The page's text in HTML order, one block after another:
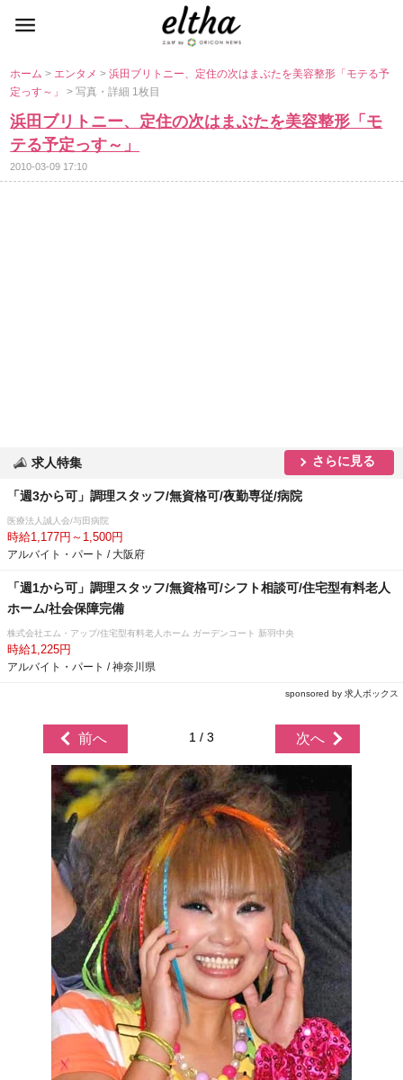
ホーム> エンタメ>浜田ブリトニー、定住の次はまぶたを美容整形「モテる予
定っす～」> 写真・詳細 1枚目
浜田ブリトニー、定住の次はまぶたを美容整形「モ
テる予定っす～」
2010-03-09 17:10
求人特集 さらに見る
「週3から可」調理スタッフ/無資格可/夜勤専従/病院
医療法人誠人会/与田病院
時給1,177円～1,500円
アルバイト・パート / 大阪府
「週1から可」調理スタッフ/無資格可/シフト相談可/住宅型有料老人
ホーム/社会保障完備
株式会社エム・アップ/住宅型有料老人ホーム ガーデンコート 新羽中央
時給1,225円
アルバイト・パート / 神奈川県
sponsored by 求人ボックス
前へ 1 / 3 次へ